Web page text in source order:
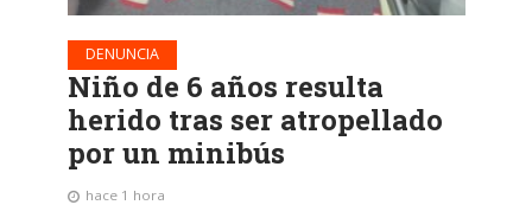
DENUNCIA
Niño de 6 años resulta
herido tras ser atropellado
por un minibús
hace 1 hora